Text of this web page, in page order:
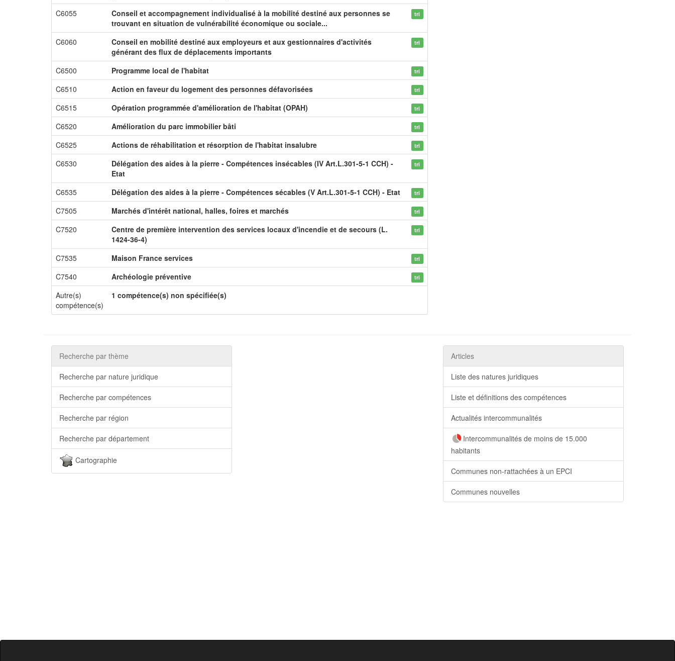
C6055
Conseil et accompagnement individualisé à la mobilité destiné aux personnes se
trouvant en situation de vulnérabilité économique ou sociale...
tri
C6060
Conseil en mobilité destiné aux employeurs et aux gestionnaires d'activités
générant des flux de déplacements importants
tri
C6500 Programme local de l'habitat tri
C6510 Action en faveur du logement des personnes défavorisées tri
C6515 Opération programmée d'amélioration de l'habitat (OPAH) tri
C6520 Amélioration du parc immobilier bâti tri
C6525 Actions de réhabilitation et résorption de l'habitat insalubre tri
C6530
Délégation des aides à la pierre - Compétences insécables (IV Art.L.301-5-1 CCH) -
Etat
tri
C6535 Délégation des aides à la pierre - Compétences sécables (V Art.L.301-5-1 CCH) - Etat tri
C7505 Marchés d'intérêt national, halles, foires et marchés tri
C7520
Centre de première intervention des services locaux d'incendie et de secours (L.
1424-36-4)
tri
C7535 Maison France services tri
C7540 Archéologie préventive tri
Autre(s)
compétence(s)
1 compétence(s) non spécifiée(s)
Recherche par thème
Recherche par nature juridique
Recherche par compétences
Recherche par région
Recherche par département
Cartographie
Articles
Liste des natures juridiques
Liste et définitions des compétences
Actualités intercommunalités
Intercommunalités de moins de 15.000
habitants
Communes non-rattachées à un EPCI
Communes nouvelles